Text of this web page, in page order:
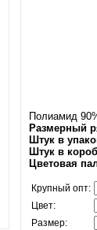
Полиамид
Размерный
Штук в
Штук в
Цветовая
Крупный опт:
Цвет:
Размер: